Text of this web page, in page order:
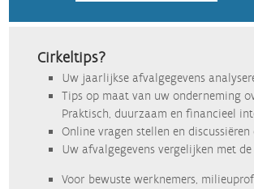
Cirkeltips?
Uw jaarlijkse afvalgegevens
Tips op maat van uw onderneming
Praktisch, duurzaam en financieel
Online vragen stellen en
Uw afvalgegevens vergelijken met
Voor bewuste werknemers,